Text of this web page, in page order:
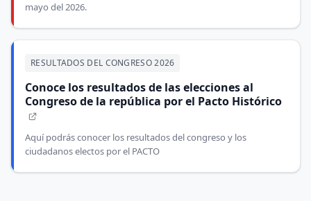
mayo del 2026.
RESULTADOS DEL CONGRESO 2026
Conoce los resultados de las elecciones al
Congreso de la república por el Pacto Histórico
Aquí podrás conocer los resultados del congreso y los
ciudadanos electos por el PACTO